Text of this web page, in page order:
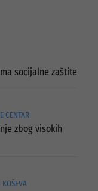
socijalne zaštite
CENTAR
zbog visokih